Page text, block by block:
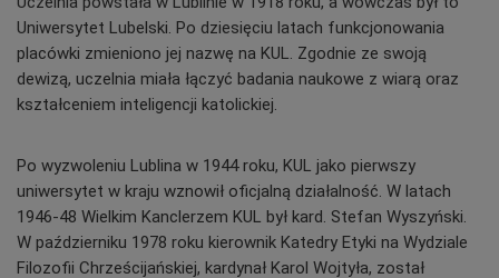
Uniwersytet Lubelski. Po dziesięciu latach funkcjonowania
placówki zmieniono jej nazwę na KUL. Zgodnie ze swoją
dewizą, uczelnia miała łączyć badania naukowe z wiarą oraz
kształceniem inteligencji katolickiej.
Po wyzwoleniu Lublina w 1944 roku, KUL jako pierwszy
uniwersytet w kraju wznowił oficjalną działalność. W latach
1946-48 Wielkim Kanclerzem KUL był kard. Stefan Wyszyński.
W październiku 1978 roku kierownik Katedry Etyki na Wydziale
Filozofii Chrześcijańskiej, kardynał Karol Wojtyła, został